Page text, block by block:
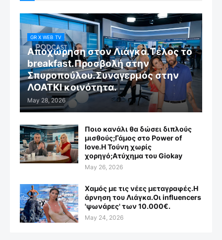
GR X WEB TV
Αποχώρηση στον Λιάγκα.Τέλος το
breakfast.Προσβολή στην
Σπυροπούλου.Συναγερμός στην
ΛΟΑΤΚΙ κοινότητα.
May 28, 2026
Ποιο κανάλι θα δώσει διπλούς
μισθούς;Γάμος στο Power of
love.Η Τούνη χωρίς
χορηγό;Aτύχημα του Giokay
May 26, 2026
Χαμός με τις νέες μεταγραφές.Η
άρνηση του Λιάγκα.Οι influencers
'ψωνάρες' των 10.000€.
May 24, 2026